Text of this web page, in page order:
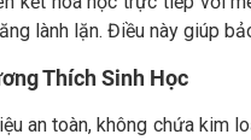
lành lặn. Điều này giúp
Thích Sinh Học
an toàn, không chứa kim